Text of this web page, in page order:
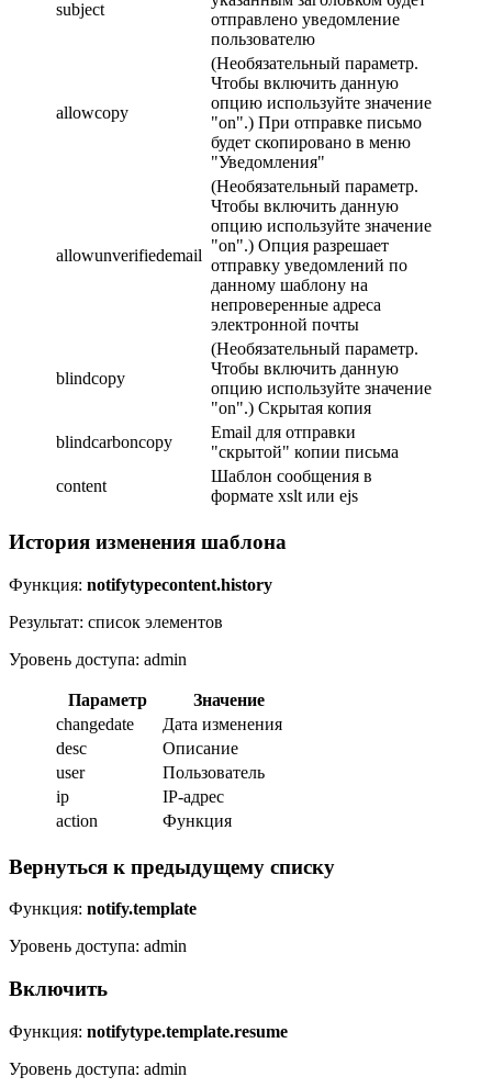
subject
отправлено уведомление
пользователю
allowcopy
(Необязательный параметр.
Чтобы включить данную
опцию используйте значение
"on".) При отправке письмо
будет скопировано в меню
"Уведомления"
allowunverifiedemail
(Необязательный параметр.
Чтобы включить данную
опцию используйте значение
"on".) Опция разрешает
отправку уведомлений по
данному шаблону на
непроверенные адреса
электронной почты
blindcopy
(Необязательный параметр.
Чтобы включить данную
опцию используйте значение
"on".) Скрытая копия
blindcarboncopy
Email для отправки
"скрытой" копии письма
content
Шаблон сообщения в
формате xslt или ejs
История изменения шаблона
Функция: notifytypecontent.history
Результат: список элементов
Уровень доступа: admin
Параметр
Значение
changedate
Дата изменения
desc
Описание
user
Пользователь
ip
IP-адрес
action
Функция
Вернуться к предыдущему списку
Функция: notify.template
Уровень доступа: admin
Включить
Функция: notifytype.template.resume
Уровень доступа: admin